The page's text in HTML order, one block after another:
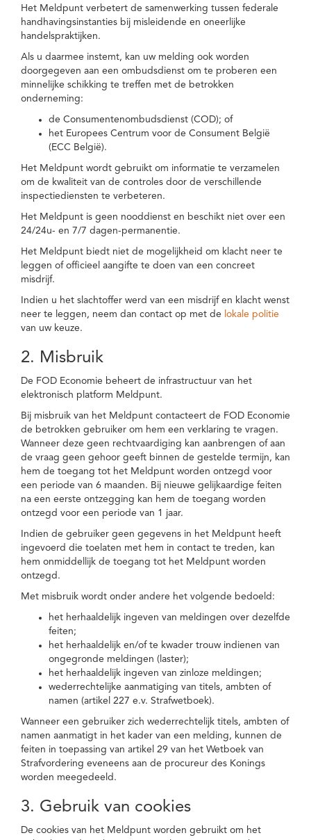
Het Meldpunt verbetert de samenwerking tussen federale
handhavingsinstanties bij misleidende en oneerlijke
handelspraktijken.
Als u daarmee instemt, kan uw melding ook worden
doorgegeven aan een ombudsdienst om te proberen een
minnelijke schikking te treffen met de betrokken
onderneming:
de Consumentenombudsdienst (COD); of
het Europees Centrum voor de Consument België
(ECC België).
Het Meldpunt wordt gebruikt om informatie te verzamelen
om de kwaliteit van de controles door de verschillende
inspectiediensten te verbeteren.
Het Meldpunt is geen nooddienst en beschikt niet over een
24/24u- en 7/7 dagen-permanentie.
Het Meldpunt biedt niet de mogelijkheid om klacht neer te
leggen of officieel aangifte te doen van een concreet
misdrijf.
Indien u het slachtoffer werd van een misdrijf en klacht wenst
neer te leggen, neem dan contact op met de lokale politie
van uw keuze.
2. Misbruik
De FOD Economie beheert de infrastructuur van het
elektronisch platform Meldpunt.
Bij misbruik van het Meldpunt contacteert de FOD Economie
de betrokken gebruiker om hem een verklaring te vragen.
Wanneer deze geen rechtvaardiging kan aanbrengen of aan
de vraag geen gehoor geeft binnen de gestelde termijn, kan
hem de toegang tot het Meldpunt worden ontzegd voor
een periode van 6 maanden. Bij nieuwe gelijkaardige feiten
na een eerste ontzegging kan hem de toegang worden
ontzegd voor een periode van 1 jaar.
Indien de gebruiker geen gegevens in het Meldpunt heeft
ingevoerd die toelaten met hem in contact te treden, kan
hem onmiddellijk de toegang tot het Meldpunt worden
ontzegd.
Met misbruik wordt onder andere het volgende bedoeld:
het herhaaldelijk ingeven van meldingen over dezelfde
feiten;
het herhaaldelijk en/of te kwader trouw indienen van
ongegronde meldingen (laster);
het herhaaldelijk ingeven van zinloze meldingen;
wederrechtelijke aanmatiging van titels, ambten of
namen (artikel 227 e.v. Strafwetboek).
Wanneer een gebruiker zich wederrechtelijk titels, ambten of
namen aanmatigt in het kader van een melding, kunnen de
feiten in toepassing van artikel 29 van het Wetboek van
Strafvordering eveneens aan de procureur des Konings
worden meegedeeld.
3. Gebruik van cookies
De cookies van het Meldpunt worden gebruikt om het